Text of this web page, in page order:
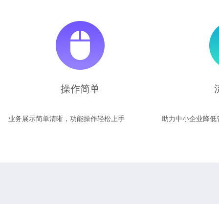
操作简单
业务展示简单清晰，功能操作轻松上手 助力中小企业降